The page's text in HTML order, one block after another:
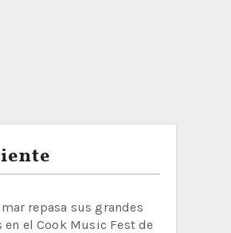
repasa sus grandes
en el Cook Music Fest de